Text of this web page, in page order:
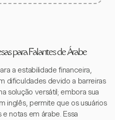
para Falantes de Árabe
a estabilidade financeira,
dificuldades devido a barreiras
solução versátil; embora sua
inglês, permite que os usuários
notas em árabe. Essa